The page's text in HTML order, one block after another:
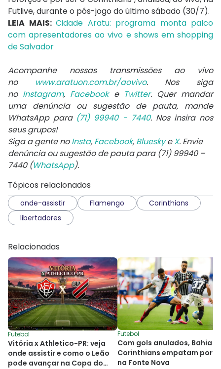
Futlive, durante o pós-jogo do último sábado (30/7).
LEIA MAIS: Cidade Aratu: programa monta palco
com apresentadores ao vivo e shows em shopping
de Salvador
Acompanhe nossas transmissões ao vivo
no
www.aratuon.com.br/aovivo. Nos siga
no Instagram, Facebooke Twitter. Quer mandar
uma denúncia ou sugestão de pauta, mande
WhatsApp para (71) 99940 - 7440. Nos insira nos
seus grupos!
Siga a gente noInsta, Facebook, BlueskyeX. Envie
denúncia ou sugestão de pauta para (71) 99940 –
7440 (WhatsApp).
Tópicos relacionados
onde-assistir Flamengo
Corinthians
libertadores
Relacionadas
Futebol
Vitória x Athletico-PR: veja
onde assistir e como o Leão
pode avançar na Copa do
Futebol
Com gols anulados, Bahia e
Corinthians empatam por
na Fonte Nova